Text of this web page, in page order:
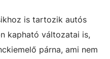
is tartozik autós
kapható változatai is,
párna, ami nem